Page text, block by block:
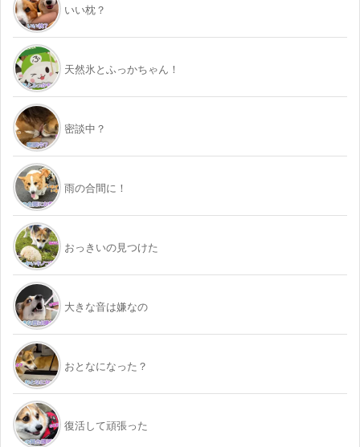
いい枕？
天然氷とふっかちゃん！
密談中？
雨の合間に！
おっきいの見つけた
大きな音は嫌なの
おとなになった？
復活して頑張った